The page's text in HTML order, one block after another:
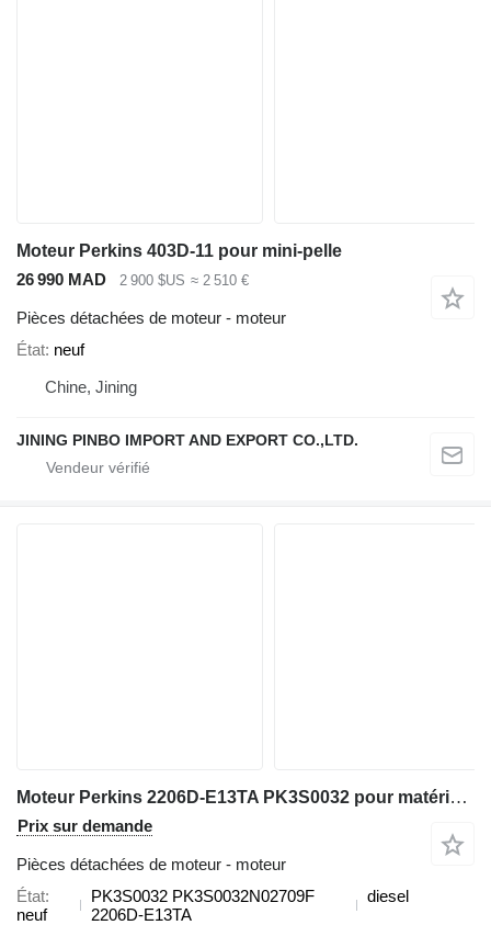
Moteur Perkins 403D-11 pour mini-pelle
26 990 MAD
2 900 $US ≈ 2 510 €
Pièces détachées de moteur - moteur
État neuf
Chine, Jining
JINING PINBO IMPORT AND EXPORT CO.,LTD.
Moteur Perkins 2206D-E13TA PK3S0032 pour matériel de TP
Prix sur demande
Pièces détachées de moteur - moteur
État
neuf
PK3S0032 PK3S0032N02709F
2206D-E13TA
diesel